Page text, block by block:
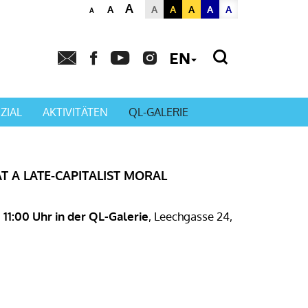
A A A A A A A A
AKTIVITÄTEN QL-GALERIE
A LATE-CAPITALIST MORAL
Uhr in der QL-Galerie, Leechgasse 24,